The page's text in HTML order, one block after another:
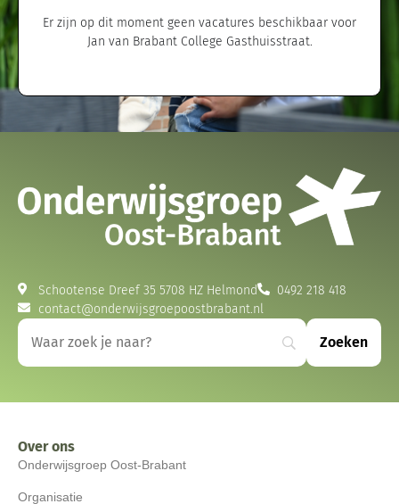
Er zijn op dit moment geen vacatures beschikbaar voor
Jan van Brabant College Gasthuisstraat.
Schootense Dreef 35 5708 HZ Helmond
0492 218 418
contact@onderwijsgroepoostbrabant.nl
Over ons
Onderwijsgroep Oost-Brabant
Organisatie